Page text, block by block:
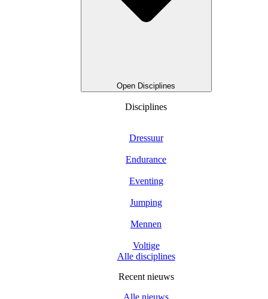
Open Disciplines
Disciplines
Dressuur
Endurance
Eventing
Jumping
Mennen
Voltige
Alle disciplines
Recent nieuws
Alle nieuws